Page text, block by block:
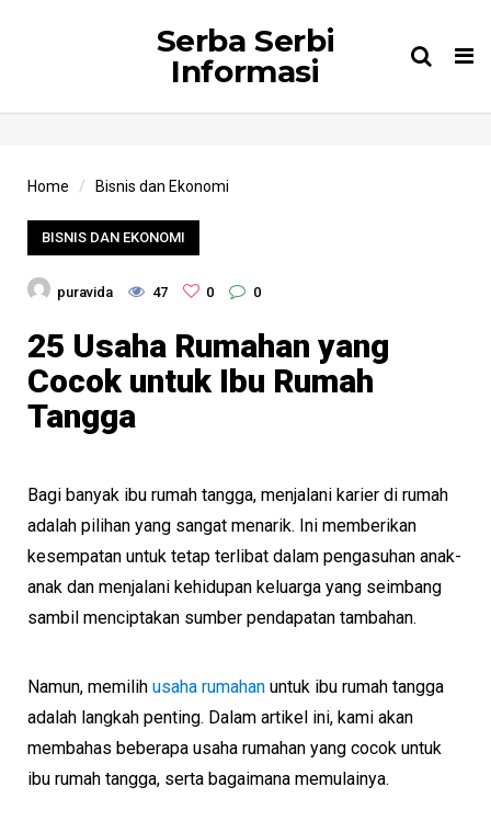
Serba Serbi
Informasi
Home Bisnis dan Ekonomi
BISNIS DAN EKONOMI
puravida 47 0 0
25 Usaha Rumahan yang
Cocok untuk Ibu Rumah
Tangga
Bagi banyak ibu rumah tangga, menjalani karier di rumah
adalah pilihan yang sangat menarik. Ini memberikan
kesempatan untuk tetap terlibat dalam pengasuhan anak-
anak dan menjalani kehidupan keluarga yang seimbang
sambil menciptakan sumber pendapatan tambahan.
Namun, memilih usaha rumahan untuk ibu rumah tangga
adalah langkah penting. Dalam artikel ini, kami akan
membahas beberapa usaha rumahan yang cocok untuk
ibu rumah tangga, serta bagaimana memulainya.